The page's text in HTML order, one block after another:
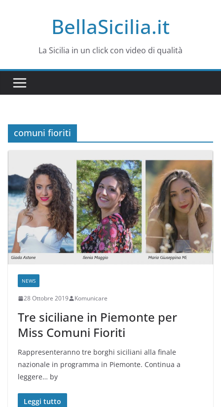
BellaSicilia.it
La Sicilia in un click con video di qualità
comuni fioriti
NEWS
28 Ottobre 2019 Komunicare
Tre siciliane in Piemonte per
Miss Comuni Fioriti
Rappresenteranno tre borghi siciliani alla finale
nazionale in programma in Piemonte. Continua a
leggere… by
Leggi tutto